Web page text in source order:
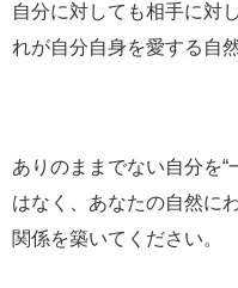
自分に対しても相手に対
れが自分自身を愛する自
ありのままでない自分を
はなく、あなたの自然に
関係を築いてください。